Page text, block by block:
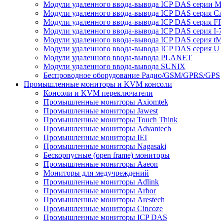
Модули удаленного ввода-вывода ICP DAS серии M
Модули удаленного ввода-вывода ICP DAS серия
Модули удаленного ввода-вывода ICP DAS серия
Модули удаленного ввода-вывода ICP DAS серия I-
Модули удаленного ввода-вывода ICP DAS серия
Модули удаленного ввода-вывода ICP DAS серия U
Модули удаленного ввода-вывода PLANET
Модули удаленного ввода-вывода SUNIX
Беспроводное оборудование Радио/GSM/GPRS/GPS
Промышленные мониторы и KVM консоли
Консоли и KVM переключатели
Промышленные мониторы Axiomtek
Промышленные мониторы Jawest
Промышленные мониторы Touch Think
Промышленные мониторы Advantech
Промышленные мониторы IEI
Промышленные мониторы Nagasaki
Бескорпусные (open frame) мониторы
Промышленные мониторы Aaeon
Мониторы для медучреждений
Промышленные мониторы Adlink
Промышленные мониторы Arbor
Промышленные мониторы Arestech
Промышленные мониторы Cincoze
Промышленные мониторы ICP DAS